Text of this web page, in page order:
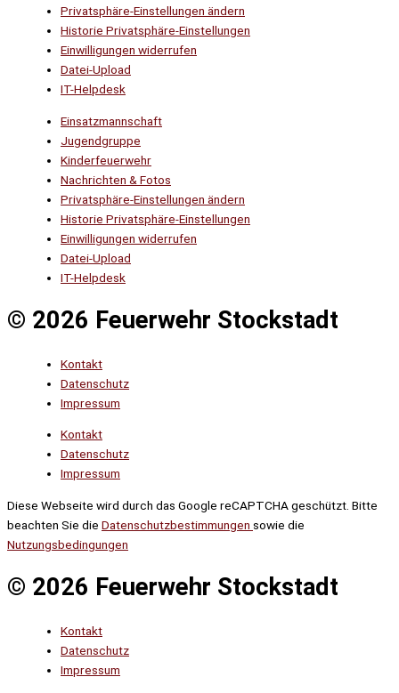
Privatsphäre-Einstellungen ändern
Historie Privatsphäre-Einstellungen
Einwilligungen widerrufen
Datei-Upload
IT-Helpdesk
Einsatzmannschaft
Jugendgruppe
Kinderfeuerwehr
Nachrichten & Fotos
Privatsphäre-Einstellungen ändern
Historie Privatsphäre-Einstellungen
Einwilligungen widerrufen
Datei-Upload
IT-Helpdesk
© 2026 Feuerwehr Stockstadt
Kontakt
Datenschutz
Impressum
Kontakt
Datenschutz
Impressum
Diese Webseite wird durch das Google reCAPTCHA geschützt. Bitte
beachten Sie die Datenschutzbestimmungen sowie die
Nutzungsbedingungen
© 2026 Feuerwehr Stockstadt
Kontakt
Datenschutz
Impressum